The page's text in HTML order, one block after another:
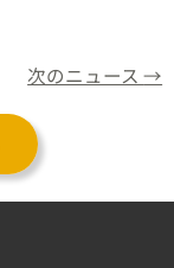
次のニュース→